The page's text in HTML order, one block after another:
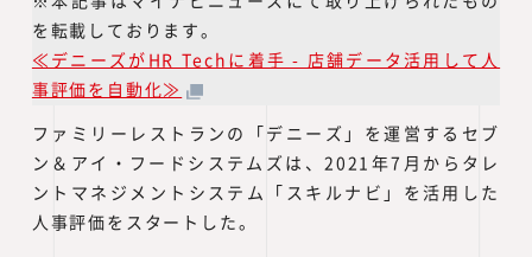
を転載しております。
≪デニーズがHR Techに着手 - 店舗データ活用して人
事評価を自動化≫
ファミリーレストランの「デニーズ」を運営するセブ
ン＆アイ・フードシステムズは、2021年7月からタレ
ントマネジメントシステム「スキルナビ」を活用した
人事評価をスタートした。